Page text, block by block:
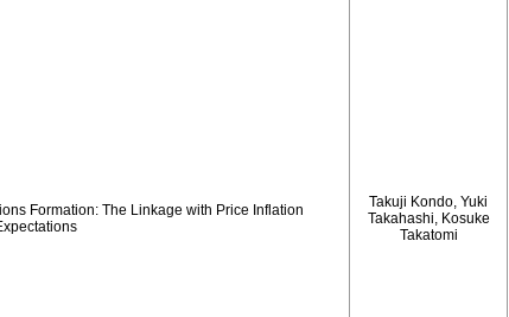
Formation: The Linkage with Price Inflation
Takuji Kondo, Yuki
Takahashi, Kosuke
Takatomi